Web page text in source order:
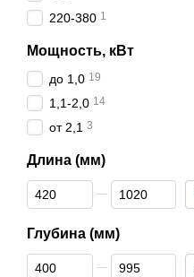
220-380 1
Мощность, кВт
до 1,0 19
1,1-2,0 14
от 2,1 3
Длина (мм)
От Длина (мм)
До Длина (мм)
Глубина (мм)
От Глубина (мм)
До Глубина (мм)